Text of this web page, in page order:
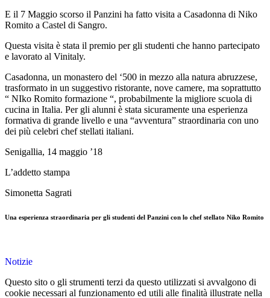
E il 7 Maggio scorso il Panzini ha fatto visita a Casadonna di Niko
Romito a Castel di Sangro.
Questa visita è stata il premio per gli studenti che hanno partecipato
e lavorato al Vinitaly.
Casadonna, un monastero del ‘500 in mezzo alla natura abruzzese,
trasformato in un suggestivo ristorante, nove camere, ma soprattutto
“ NIko Romito formazione “, probabilmente la migliore scuola di
cucina in Italia. Per gli alunni è stata sicuramente una esperienza
formativa di grande livello e una “avventura” straordinaria con uno
dei più celebri chef stellati italiani.
Senigallia, 14 maggio ’18
L’addetto stampa
Simonetta Sagrati
Una esperienza straordinaria per gli studenti del Panzini con lo chef stellato Niko Romito
Notizie
Questo sito o gli strumenti terzi da questo utilizzati si avvalgono di
cookie necessari al funzionamento ed utili alle finalità illustrate nella